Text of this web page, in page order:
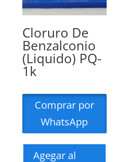
Cloruro De
Benzalconio
(Liquido) PQ-
1k
Comprar por
WhatsApp
Agegar al